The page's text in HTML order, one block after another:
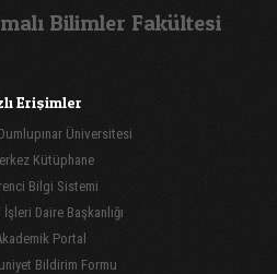
Bilimler Fakültesi
Erişimler
Üniversitesi
Kütüphane
Bilgi Sistemi
İşleri Daire Başkanlığı
Portal
Bildirim Formu